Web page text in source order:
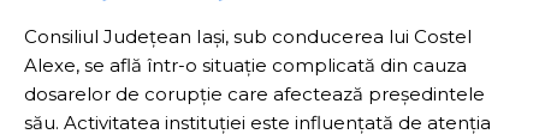
Consiliul Județean Iași, sub conducerea lui Costel
Alexe, se află într-o situație complicată din cauza
dosarelor de corupție care afectează președintele
său. Activitatea instituției este influențată de atenția